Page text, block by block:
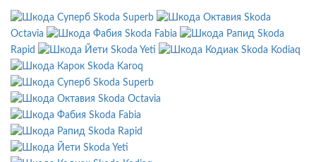
Skoda Superb
Skoda
Octavia
Skoda Fabia
Skoda
Rapid
Skoda Yeti
Skoda Kodiaq
Skoda Karoq
Skoda Superb
Skoda Octavia
Skoda Fabia
Skoda Rapid
Skoda Yeti